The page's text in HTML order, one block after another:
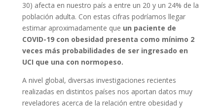
30) afecta en nuestro país a entre un 20 y un 24% de la
población adulta. Con estas cifras podríamos llegar
estimar aproximadamente que un paciente de
COVID-19 con obesidad presenta como mínimo 2
veces más probabilidades de ser ingresado en
UCI que una con normopeso.
A nivel global, diversas investigaciones recientes
realizadas en distintos países nos aportan datos muy
reveladores acerca de la relación entre obesidad y